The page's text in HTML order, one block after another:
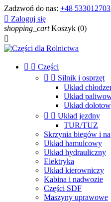
Zadzwoń do nas: +48 533012703
 Zaloguj się
shopping_cart Koszyk (0)

  Części
  Silnik i osprzęt
Układ
Układ
Układ
  Układ jezdny
TUR/TUZ
Skrzynia biegów i
Układ hamulcowy
Układ hydrauliczny
Elektryka
Układ kierowniczy
Kabina i nadwozie
Części SDF
Maszyny uprawowe